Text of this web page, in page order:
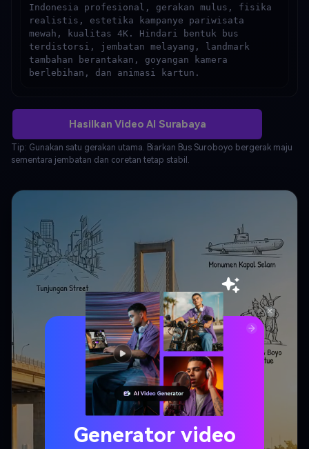
Indonesia profesional, gerakan mulus, fisika
realistis, estetika kampanye pariwisata
mewah, kualitas 4K. Hindari bentuk bus
terdistorsi, jembatan melayang, landmark
tambahan berantakan, goyangan kamera
berlebihan, dan animasi kartun.
Hasilkan Video AI Surabaya
Tip: Gunakan satu gerakan utama. Biarkan Bus Suroboyo bergerak maju
sementara jembatan dan coretan tetap stabil.
Generator video